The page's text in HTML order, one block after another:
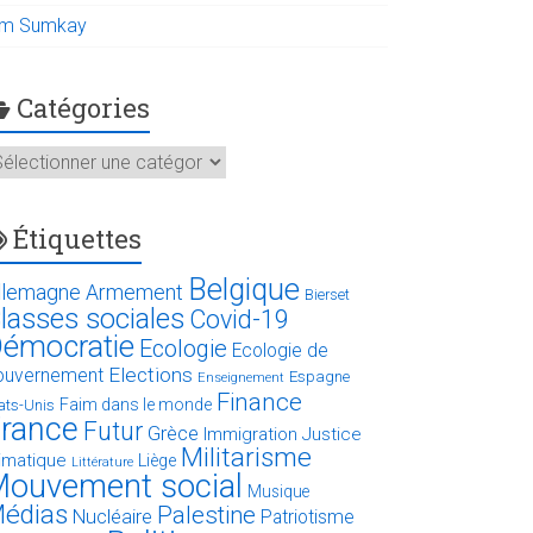
Sumkay
Catégories
Étiquettes
Armement Belgique Bierset
sociales Covid-19
Ecologie Ecologie de
Elections Enseignement Espagne
Unis Faim dans le monde Finance
Futur Grèce Immigration Justice
Littérature Liège Militarisme
social Musique
Nucléaire Palestine Patriotisme